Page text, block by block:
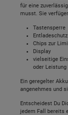
für eine
musst. Sie
Tastensperre
Entladeschutz
Chips zur
Display
vielseitige
oder Leistung
Ein geregelter
angenehmes und
Entscheidest Du
jedem Fall bereits